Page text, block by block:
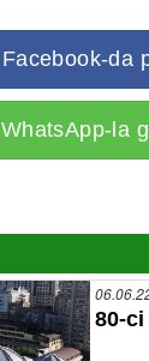
Facebook-da
WhatsApp-la
80-